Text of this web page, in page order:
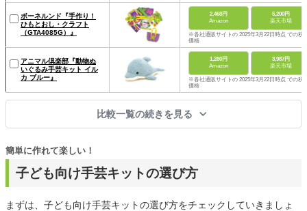
ボーネルンド『手作り！
ひもとおし・クラフト
（GTA4085G）』
2,468円
Amazon
5,200円
楽天市場
※各社通販サイトの 2025年3月22日時点 での税
価格
アニマル倶楽部『動物ぬ
いぐるみ手芸キット イル
カ ブルー』
1,280円
Amazon
3,987円
楽天市場
※各社通販サイトの 2025年3月22日時点 での税
価格
比較一覧の続きを見る
子ども向け手芸キットの選び方
簡単に作れて楽しい！
まずは、子ども向け手芸キットの選び方をチェックしていきましょ